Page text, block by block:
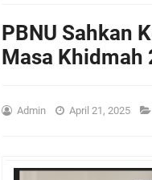
PBNU Sahkan
Masa Khidmah
Admin April 21, 2025